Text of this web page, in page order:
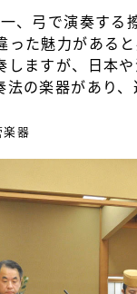
、弓で演奏する
た魅力がある
ますが、日本
の楽器があり
器